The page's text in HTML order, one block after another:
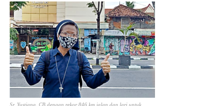
Sr. Yustiana, CB dengan rekor 846 km jalan dan lari untuk